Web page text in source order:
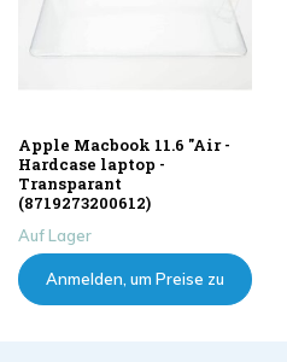
Apple Macbook 11.6 "Air -
Hardcase laptop -
Transparant
(8719273200612)
Auf Lager
Anmelden, um Preise zu